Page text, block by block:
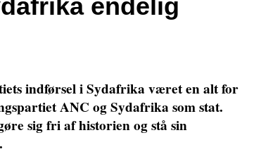
endelig
indførsel i Sydafrika været en alt for
ANC og Sydafrika som stat.
sig fri af historien og stå sin